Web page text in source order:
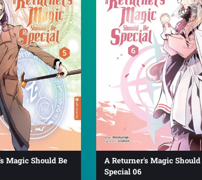
Magic Should Be
A Returner's Magic Should
Special 06